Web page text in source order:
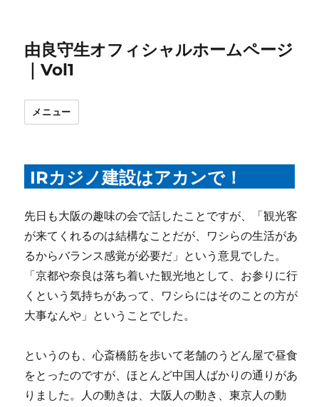
由良守生オフィシャルホームページ
｜Vol1
メニュー
IRカジノ建設はアカンで！
先日も大阪の趣味の会で話したことですが、「観光客
が来てくれるのは結構なことだが、ワシらの生活があ
るからバランス感覚が必要だ」という意見でした。
「京都や奈良は落ち着いた観光地として、お参りに行
くという気持ちがあって、ワシらにはそのことの方が
大事なんや」ということでした。
というのも、心斎橋筋を歩いて老舗のうどん屋で昼食
をとったのですが、ほとんど中国人ばかりの通りがあ
りました。人の動きは、大阪人の動き、東京人の動